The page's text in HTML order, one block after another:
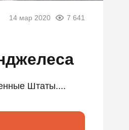
14 мар 2020 7 641
Штаты....